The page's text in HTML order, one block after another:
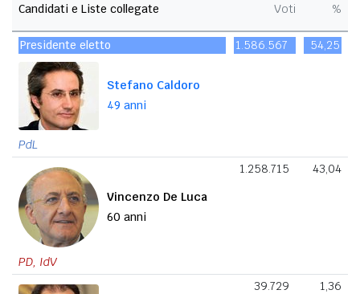
Candidati e Liste collegate Voti %
Presidente eletto
Stefano Caldoro
49 anni
PdL
1.586.567 54,25
Vincenzo De Luca
60 anni
PD, IdV
1.258.715 43,04
39.729 1,36